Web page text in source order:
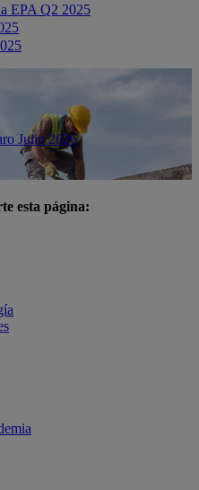
EPA Q2 2025
Julio 2026
esta página: